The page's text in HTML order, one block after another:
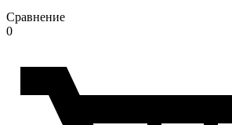
Сравнение
0